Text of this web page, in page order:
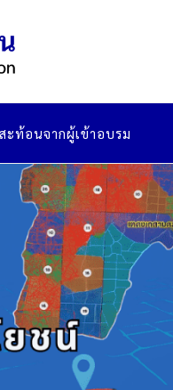
ะท้อนจากผู้เข้าอบรม